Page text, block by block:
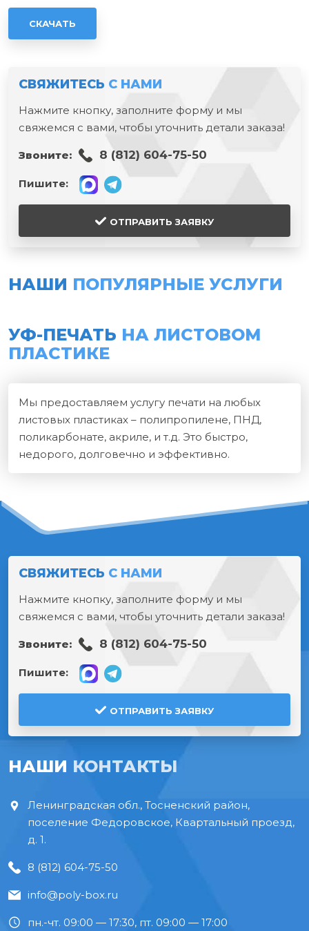
СКАЧАТЬ
СВЯЖИТЕСЬ С НАМИ
Нажмите кнопку, заполните форму и мы
свяжемся с вами, чтобы уточнить детали заказа!
Звоните: 8 (812) 604-75-50
Пишите:
ОТПРАВИТЬ ЗАЯВКУ
НАШИ ПОПУЛЯРНЫЕ УСЛУГИ
УФ-ПЕЧАТЬ НА ЛИСТОВОМ
ПЛАСТИКЕ
Мы предоставляем услугу печати на любых
листовых пластиках – полипропилене, ПНД,
поликарбонате, акриле, и т.д. Это быстро,
недорого, долговечно и эффективно.
СВЯЖИТЕСЬ С НАМИ
Нажмите кнопку, заполните форму и мы
свяжемся с вами, чтобы уточнить детали заказа!
Звоните: 8 (812) 604-75-50
Пишите:
ОТПРАВИТЬ ЗАЯВКУ
НАШИ КОНТАКТЫ
Ленинградская обл., Тосненский район,
поселение Федоровское, Квартальный проезд,
д. 1.
8 (812) 604-75-50
info@poly-box.ru
пн.-чт. 09:00 — 17:30, пт. 09:00 — 17:00